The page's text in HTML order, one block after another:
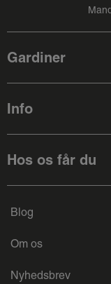
Gardiner
Info
Hos os får du
Blog
Om os
Nyhedsbrev